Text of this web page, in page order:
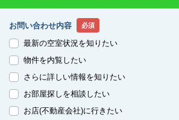
お問い合わせ内容 必須
最新の空室状況を知りたい
物件を内覧したい
さらに詳しい情報を知りたい
お部屋探しを相談したい
お店(不動産会社)に行きたい